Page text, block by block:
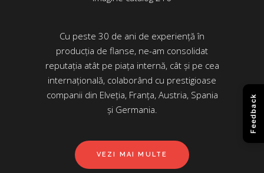
Cu peste 30 de ani de experiență în
producția de flanse, ne-am consolidat
reputația atât pe piața internă, cât și pe cea
internațională, colaborând cu prestigioase
companii din Elveția, Franța, Austria, Spania
și Germania.
VEZI MAI MULTE
Feedback